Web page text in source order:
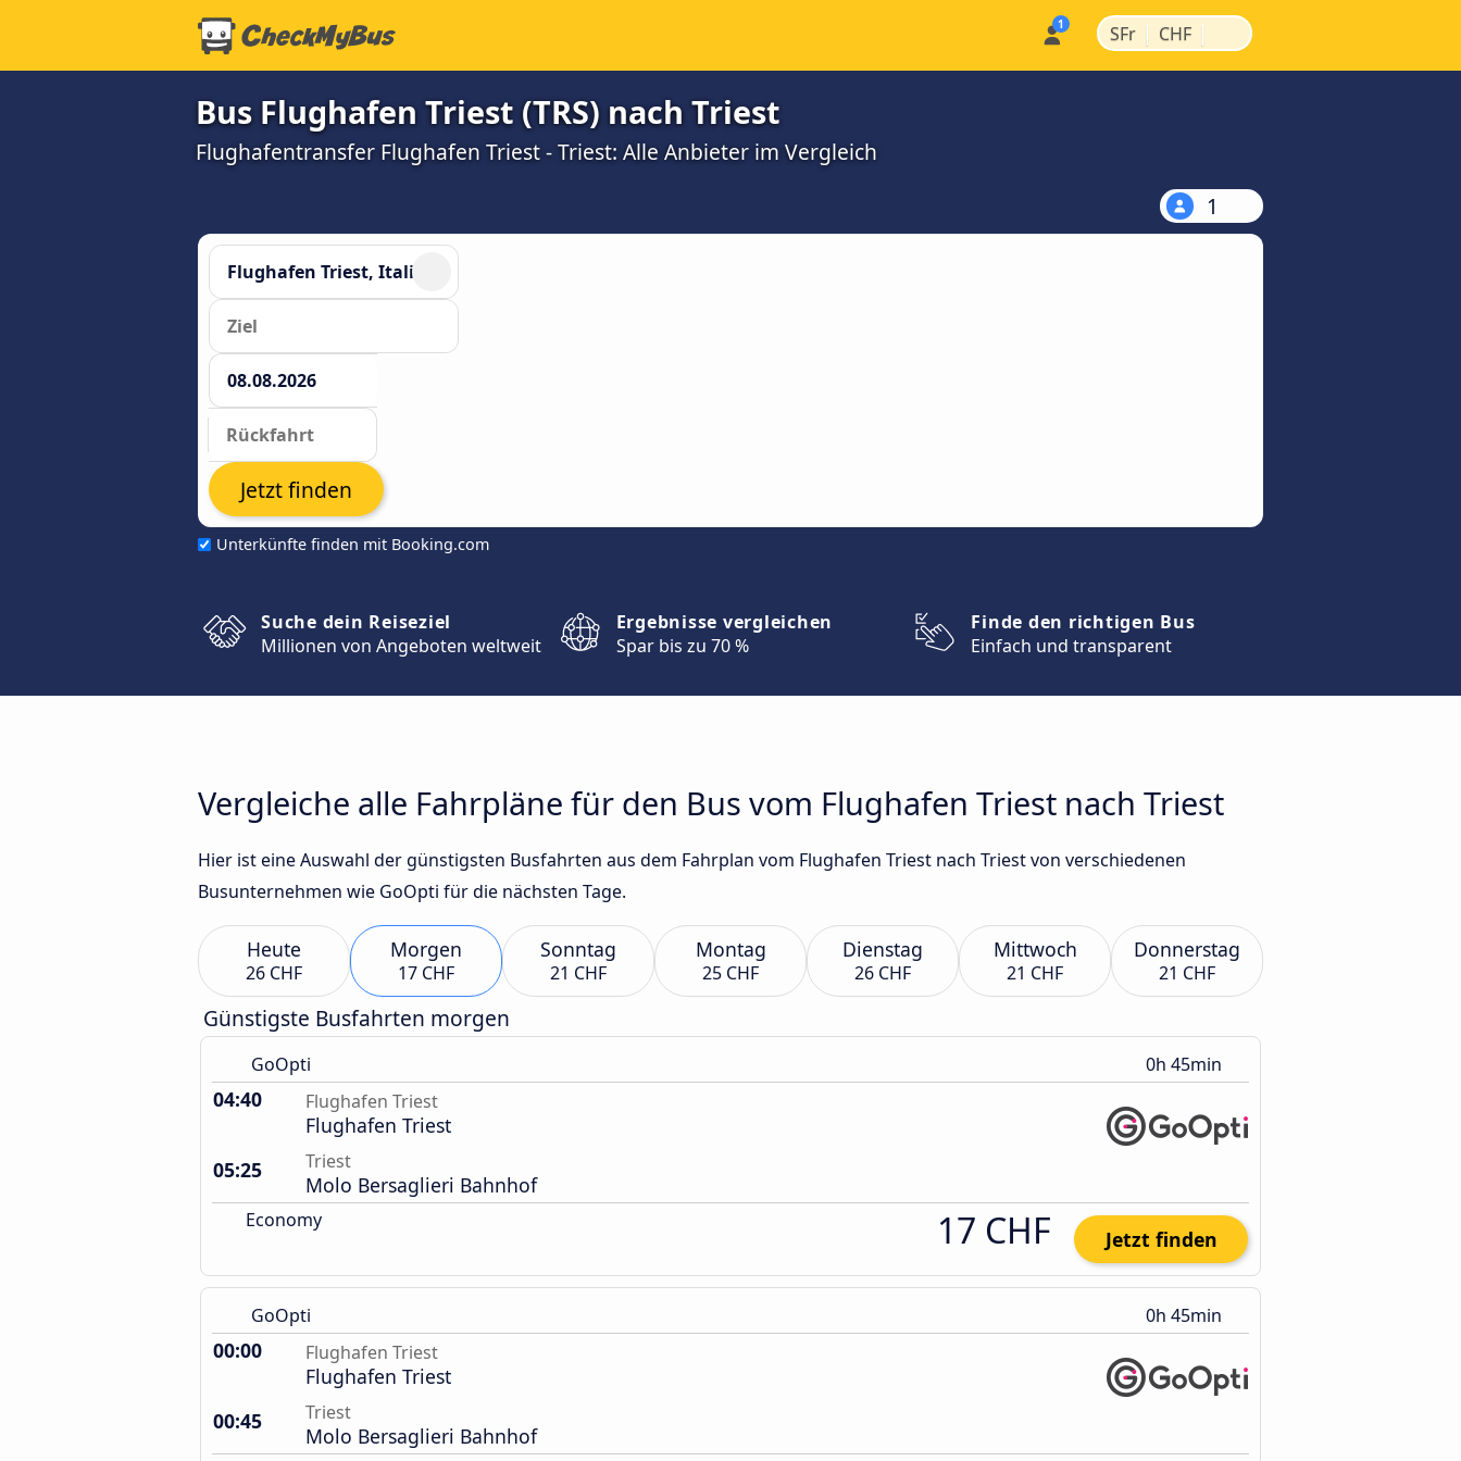
SFr | CHF |
Bus Flughafen Triest (TRS) nach Triest
Flughafentransfer Flughafen Triest - Triest: Alle Anbieter im Vergleich
1
Unterkünfte finden mit Booking.com
Jetzt finden
Suche dein Reiseziel
Millionen von Angeboten weltweit
Ergebnisse vergleichen
Spar bis zu 70 %
Finde den richtigen Bus
Einfach und transparent
Vergleiche alle Fahrpläne für den Bus vom Flughafen Triest nach Triest
Hier ist eine Auswahl der günstigsten Busfahrten aus dem Fahrplan vom Flughafen Triest nach Triest von verschiedenen
Busunternehmen wie GoOpti für die nächsten Tage.
Heute
26 CHF
Morgen
17 CHF
Sonntag
21 CHF
Montag
25 CHF
Dienstag
26 CHF
Mittwoch
21 CHF
Donnerstag
21 CHF
Günstigste Busfahrten morgen
GoOpti 0h 45min
04:40 Flughafen Triest
Flughafen Triest
05:25
Triest
Molo Bersaglieri Bahnhof
Economy 17 CHF Jetzt finden
GoOpti 0h 45min
00:00 Flughafen Triest
Flughafen Triest
00:45
Triest
Molo Bersaglieri Bahnhof